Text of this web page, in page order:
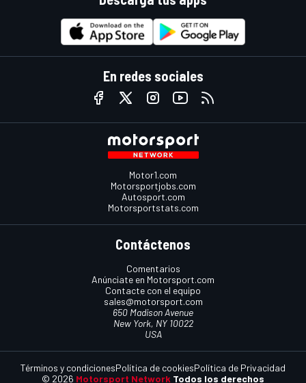
En redes sociales
Motor1.com
Motorsportjobs.com
Autosport.com
Motorsportstats.com
Contáctenos
Comentarios
Anúnciate en Motorsport.com
Contacte con el equipo
sales@motorsport.com
650 Madison Avenue
New York, NY 10022
USA
© 2026 Motorsport Network Todos los derechos
Términos y condicionesPolítica de cookiesPolítica de Privacidad